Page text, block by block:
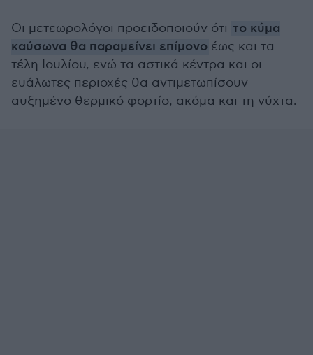
Οι μετεωρολόγοι προειδοποιούν ότι το κύμα
καύσωνα θα παραμείνει επίμονο έως και τα
τέλη Ιουλίου, ενώ τα αστικά κέντρα και οι
ευάλωτες περιοχές θα αντιμετωπίσουν
αυξημένο θερμικό φορτίο, ακόμα και τη νύχτα.